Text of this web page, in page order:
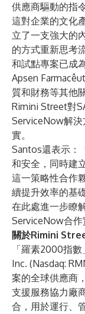
供應商驅動的指
這對企業的文化
立了一支強大的
的方式重新思考
和試點專案已成
Apsen
質和財務等其他
Rimini Street對
ServiceNow解
實。
Santos還表示：
和安全，同時建
這一策略性合作
續提升效率的基
在此處進一步瞭
ServiceNow合作
關於Rimini
「羅素2000指
Inc. (Nasdaq:
案的全球供應商
支援服務協力廠
合，用於運行、